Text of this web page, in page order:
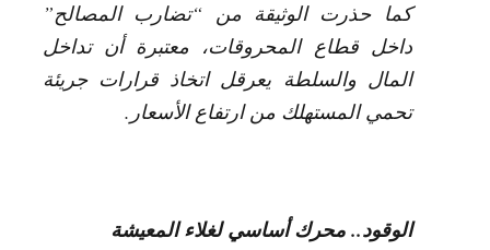
كما حذرت الوثيقة من “تضارب المصالح”
داخل قطاع المحروقات، معتبرة أن تداخل
المال والسلطة يعرقل اتخاذ قرارات جريئة
تحمي المستهلك من ارتفاع الأسعار.
الوقود.. محرك أساسي لغلاء المعيشة